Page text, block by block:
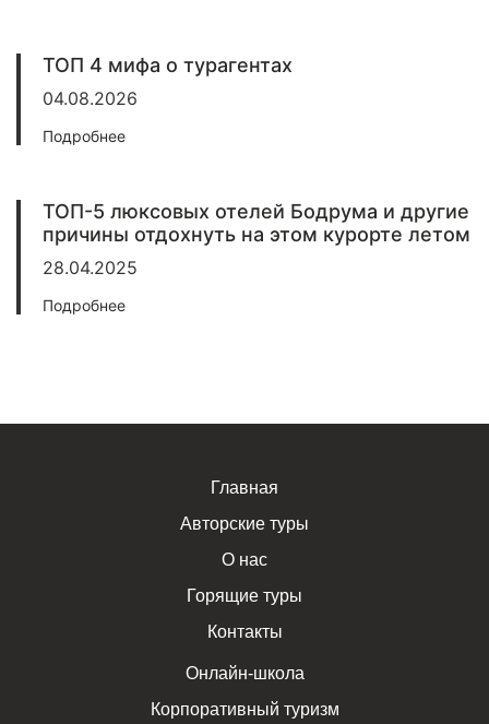
ТОП 4 мифа о турагентах
04.08.2026
Подробнее
ТОП-5 люксовых отелей Бодрума и другие
причины отдохнуть на этом курорте летом
28.04.2025
Подробнее
Главная
Авторские туры
О нас
Горящие туры
Контакты
Онлайн-школа
Корпоративный туризм